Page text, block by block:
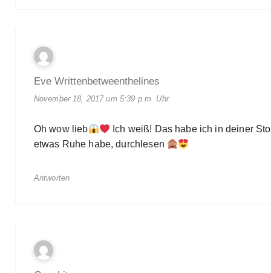
Eve Writtenbetweenthelines
November 18, 2017 um 5:39 p.m. Uhr
Oh wow lieb
Ich weiß! Das habe ich in deiner
etwas Ruhe habe, durchlesen
Antworten